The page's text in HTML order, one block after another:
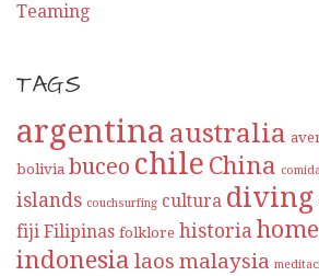
Teaming
TAGS
argentina australia
bolivia buceo chile China
islands couchsurfing cultura diving
fiji Filipinas folklore historia
indonesia laos malaysia